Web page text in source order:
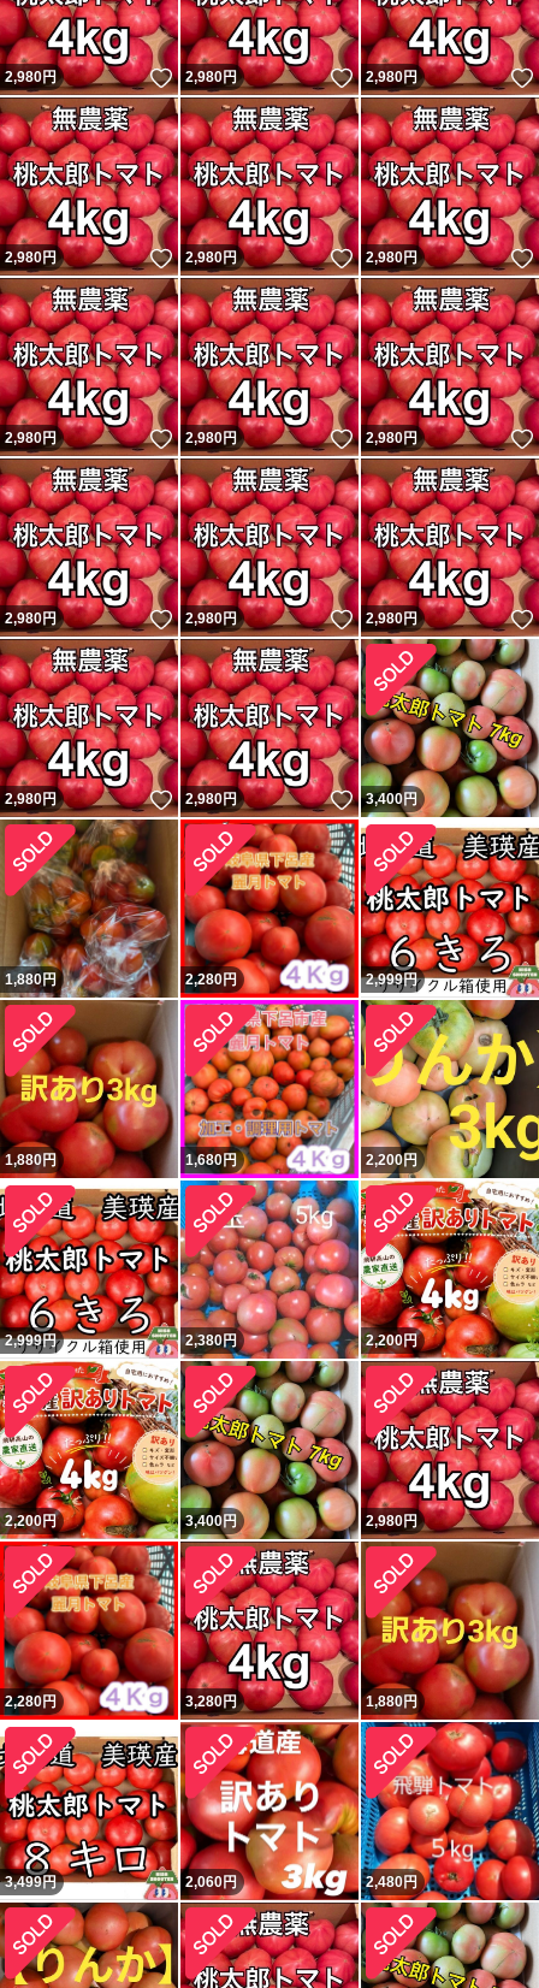
2,980円 いいね！
2,980円 いいね！
2,980円
2,980円 いいね！
2,980円 いいね！
2,980円
2,980円 いいね！
2,980円 いいね！
2,980円
2,980円 いいね！
2,980円 いいね！
2,980円
2,980円 いいね！
2,980円 いいね！
3,400円
1,880円 2,280円 2,999円
1,880円 1,680円 2,200円
2,999円 2,380円 2,200円
2,200円 3,400円 2,980円
2,280円 3,280円 1,880円
3,499円 2,060円 2,480円